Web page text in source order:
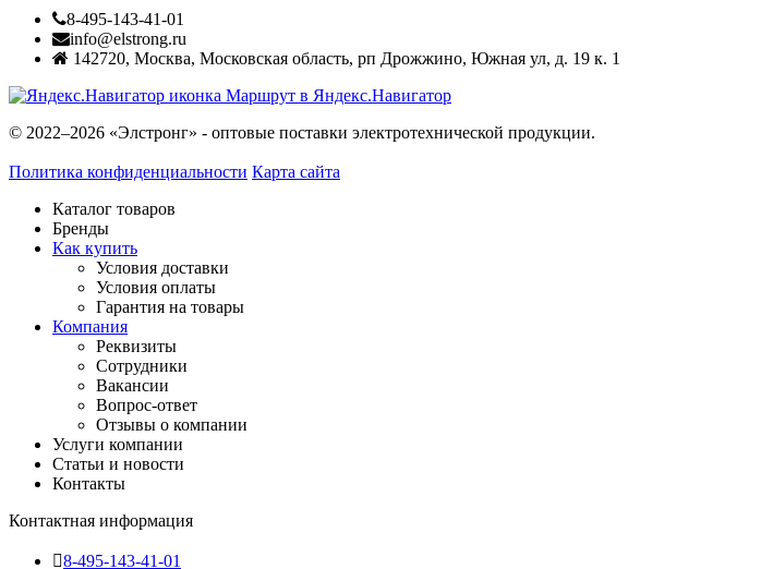
8-495-143-41-01
info@elstrong.ru
142720, Москва, Московская область, рп Дрожжино, Южная ул, д. 19 к. 1
Маршрут в Яндекс.Навигатор
© 2022–2026 «Элстронг» - оптовые поставки электротехнической продукции.
Политика конфиденциальности Карта сайта
Каталог товаров
Бренды
Как купить
Условия доставки
Условия оплаты
Гарантия на товары
Компания
Реквизиты
Сотрудники
Вакансии
Вопрос-ответ
Отзывы о компании
Услуги компании
Статьи и новости
Контакты
Контактная информация
8-495-143-41-01